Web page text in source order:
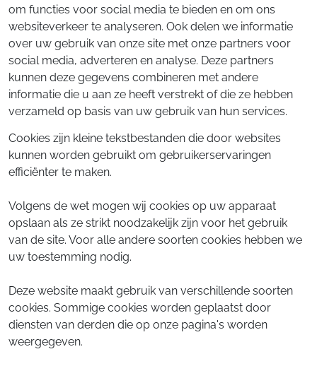
om functies voor social media te bieden en om ons
websiteverkeer te analyseren. Ook delen we informatie
over uw gebruik van onze site met onze partners voor
social media, adverteren en analyse. Deze partners
kunnen deze gegevens combineren met andere
informatie die u aan ze heeft verstrekt of die ze hebben
verzameld op basis van uw gebruik van hun services.
Cookies zijn kleine tekstbestanden die door websites
kunnen worden gebruikt om gebruikerservaringen
efficiënter te maken.
Volgens de wet mogen wij cookies op uw apparaat
opslaan als ze strikt noodzakelijk zijn voor het gebruik
van de site. Voor alle andere soorten cookies hebben we
uw toestemming nodig.
Deze website maakt gebruik van verschillende soorten
cookies. Sommige cookies worden geplaatst door
diensten van derden die op onze pagina's worden
weergegeven.